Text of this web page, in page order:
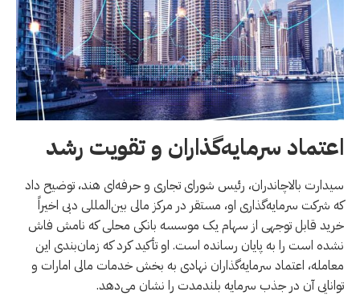
اعتماد سرمایه‌گذاران و تقویت رشد
سیدارت بالاچاندران، رئیس شورای تجاری و حرفه‌ای هند، توضیح داد
که شرکت سرمایه‌گذاری او، مستقر در مرکز مالی بین‌المللی دبی اخیراً
خرید قابل توجهی از سهام یک موسسه بانکی محلی که نامش فاش
نشده است را به پایان رسانده است. او تأکید کرد که زمان‌بندی این
معامله، اعتماد سرمایه‌گذاران نهادی به بخش خدمات مالی امارات و
توانایی آن در جذب سرمایه بلندمدت را نشان می‌دهد.